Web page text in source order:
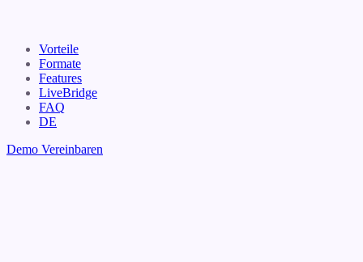
Vorteile
Formate
Features
LiveBridge
FAQ
DE
Demo Vereinbaren